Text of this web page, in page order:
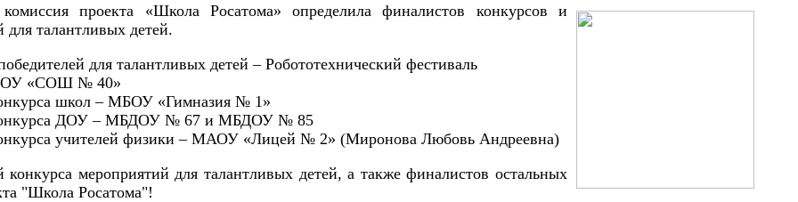
проекта «Школа Росатома» определила финалистов конкурсов и
для талантливых детей.
для талантливых детей – Робототехнический фестиваль
«СОШ № 40»
школ – МБОУ «Гимназия № 1»
ДОУ – МБДОУ № 67 и МБДОУ № 85
учителей физики – МАОУ «Лицей № 2» (Миронова Любовь Андреевна)
конкурса мероприятий для талантливых детей, а также финалистов остальных
"Школа Росатома"!